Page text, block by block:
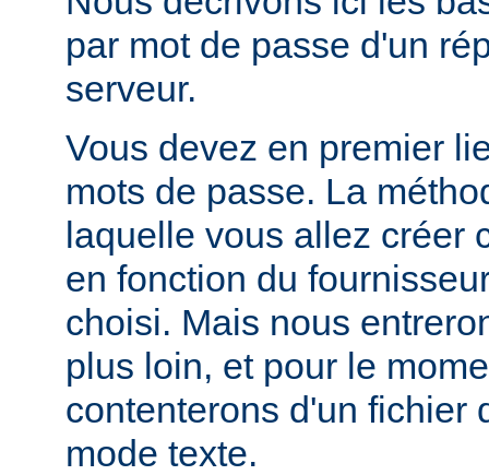
par mot de passe d'un
serveur.
Vous devez en premier
mots de passe. La
laquelle vous allez créer
en fonction du
choisi. Mais nous
plus loin, et pour le
contenterons d'un fichier
mode texte.